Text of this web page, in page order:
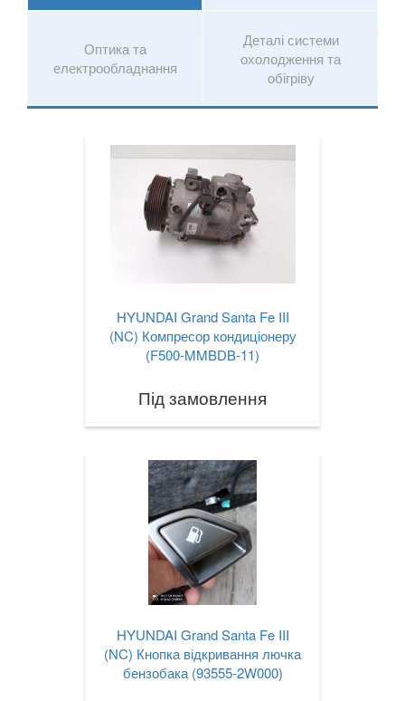
TOYOTAОптика та
електрообладнання
Деталі системи
охолодження та
обігріву
HYUNDAI Grand Santa Fe III
(NC) Компресор кондиціонеру
(F500-MMBDB-11)
Під замовлення
HYUNDAI Grand Santa Fe III
(NC) Кнопка відкривання лючка
бензобака (93555-2W000)